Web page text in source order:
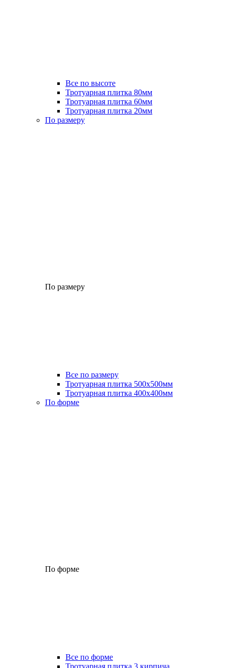
Все по высоте
Тротуарная плитка 80мм
Тротуарная плитка 60мм
Тротуарная плитка 20мм
По размеру
По размеру
Все по размеру
Тротуарная плитка 500x500мм
Тротуарная плитка 400x400мм
По форме
По форме
Все по форме
Тротуарная плитка 3 кирпича